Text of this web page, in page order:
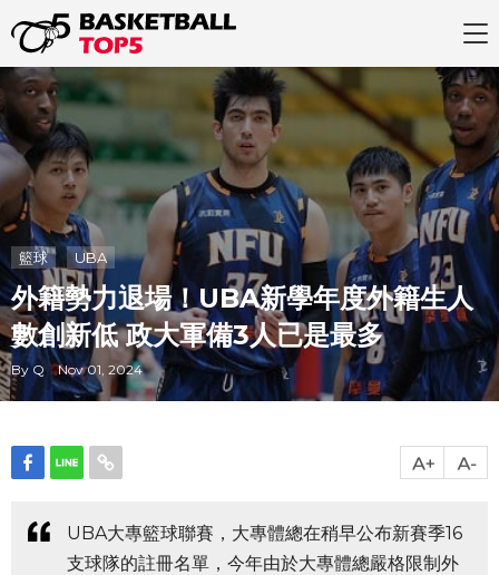
籃球 UBA
外籍勢力退場！UBA新學年度外籍生人
數創新低 政大軍備3人已是最多
By Q Nov 01, 2024
UBA大專籃球聯賽，大專體總在稍早公布新賽季16
支球隊的註冊名單，今年由於大專體總嚴格限制外